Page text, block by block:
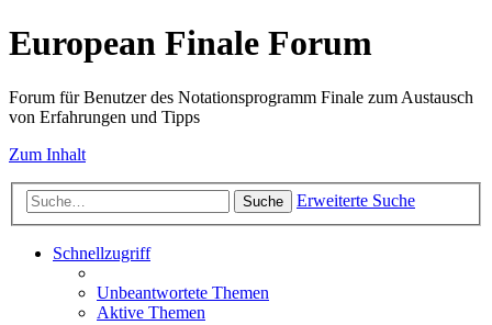
European Finale Forum
Forum für Benutzer des Notationsprogramm Finale zum Austausch
von Erfahrungen und Tipps
Zum Inhalt
Suche Erweiterte Suche
Schnellzugriff
Unbeantwortete Themen
Aktive Themen